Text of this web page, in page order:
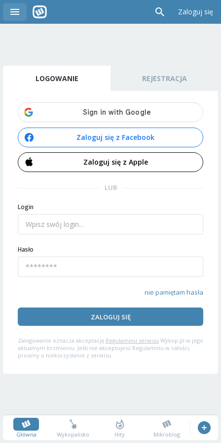
Zaloguj się
LOGOWANIE REJESTRACJA
Zaloguj się z Facebook
Zaloguj się z Apple
LUB
Login
Hasło
nie pamiętam hasła
ZALOGUJ SIĘ
Zalogowanie oznacza akceptację Regulaminu serwisu Wykop.pl w jego
aktualnym brzmieniu. Jeśli nie akceptujesz Regulaminu w całości,
prosimy o niekorzystanie z serwisu.
Główna Wykopalisko Hity Mikroblog